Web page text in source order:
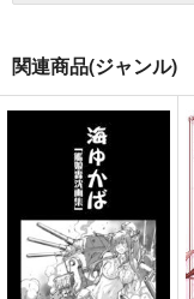
関連商品(ジャンル)